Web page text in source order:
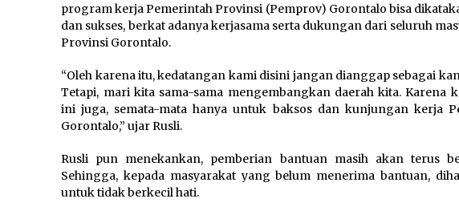
program kerja Pemerintah Provinsi (Pemprov) Gorontalo bisa
dan sukses, berkat adanya kerjasama serta dukungan dari seluruh
Provinsi Gorontalo.
“Oleh karena itu, kedatangan kami disini jangan dianggap sebagai
Tetapi, mari kita sama-sama mengembangkan daerah kita. Karena
ini juga, semata-mata hanya untuk baksos dan kunjungan kerja
Gorontalo,” ujar Rusli.
Rusli pun menekankan, pemberian bantuan masih akan terus
Sehingga, kepada masyarakat yang belum menerima bantuan,
untuk tidak berkecil hati.